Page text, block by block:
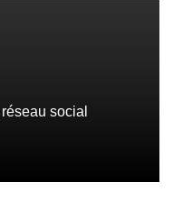
social